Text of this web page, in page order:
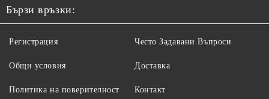
Бързи връзки:
Регистрация
Общи условия
Политика на поверителност
Често Задавани Въпроси
Доставка
Контакт